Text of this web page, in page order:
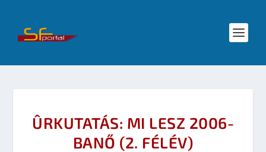
ÛRKUTATÁS: MI LESZ 2006-
BANŐ (2. FÉLÉV)